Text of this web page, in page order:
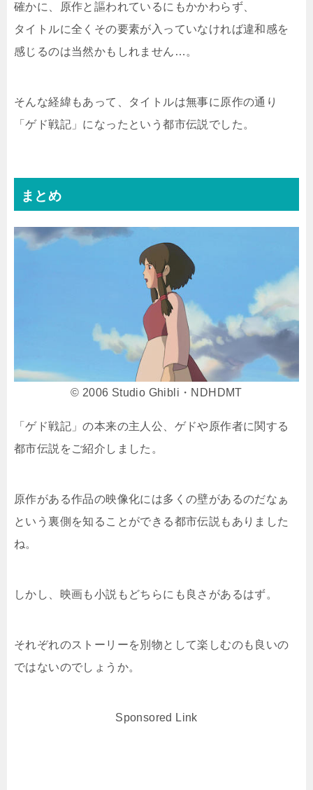
確かに、原作と謳われているにもかかわらず、
タイトルに全くその要素が入っていなければ違和感を
感じるのは当然かもしれません…。
そんな経緯もあって、タイトルは無事に原作の通り
「ゲド戦記」になったという都市伝説でした。
まとめ
© 2006 Studio Ghibli・NDHDMT
「ゲド戦記」の本来の主人公、ゲドや原作者に関する
都市伝説をご紹介しました。
原作がある作品の映像化には多くの壁があるのだなぁ
という裏側を知ることができる都市伝説もありました
ね。
しかし、映画も小説もどちらにも良さがあるはず。
それぞれのストーリーを別物として楽しむのも良いの
ではないのでしょうか。
Sponsored Link